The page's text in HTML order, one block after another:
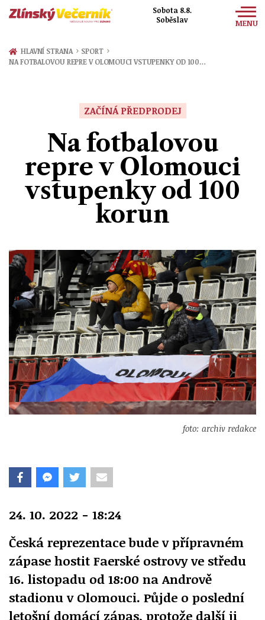
Sobota 8.8.
Soběslav
MENU
Zprávy
HLAVNÍ STRANA › SPORT ›
NA FOTBALOVOU REPRE V OLOMOUCI VSTUPENKY OD 100…
ZAČÍNÁ PŘEDPRODEJ
Na fotbalovou
repre v Olomouci
vstupenky od 100
korun
foto: archiv redakce
24. 10. 2022 - 18:24
Česká reprezentace bude v přípravném
zápase hostit Faerské ostrovy ve středu
16. listopadu od 18:00 na Andrově
stadionu v Olomouci. Půjde o poslední
letošní domácí zápas, protože další ji